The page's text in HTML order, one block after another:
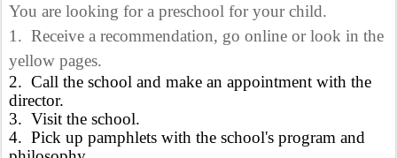
You are looking for a preschool for your child.
1. Receive a recommendation, go online or look in the
yellow pages.
2. Call the school and make an appointment with the
director.
3. Visit the school.
4. Pick up pamphlets with the school's program and